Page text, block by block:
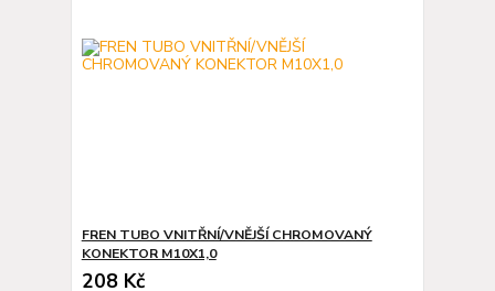
FREN TUBO VNITŘNÍ/VNĚJŠÍ CHROMOVANÝ
KONEKTOR M10X1,0
208 Kč